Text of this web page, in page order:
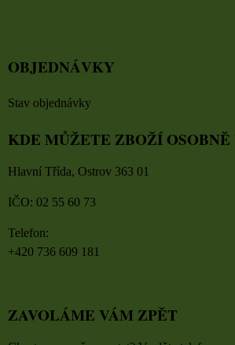
OBJEDNÁVKY
Stav objednávky
KDE MŮŽETE ZBOŽÍ
Hlavní Třída, Ostrov 363 01
IČO: 02 55 60 73
Telefon:
+420 736 609 181
ZAVOLÁME VÁM ZPĚT